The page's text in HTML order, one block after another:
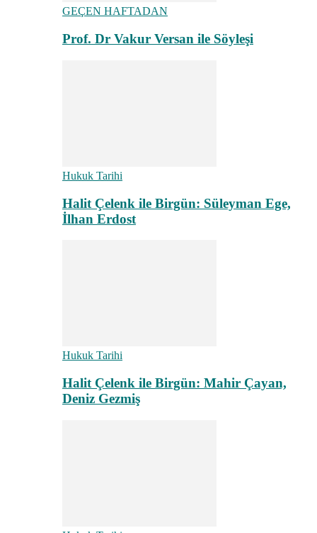
GEÇEN HAFTADAN
Prof. Dr Vakur Versan ile Söyleşi
Hukuk Tarihi
Halit Çelenk ile Birgün: Süleyman Ege,
İlhan Erdost
Hukuk Tarihi
Halit Çelenk ile Birgün: Mahir Çayan,
Deniz Gezmiş